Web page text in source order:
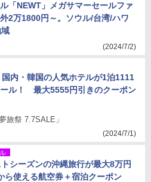
「NEWT」メガサマーセールファ
2万1800円～。ソウル/台湾/ハワ
(2024/7/2)
内・韓国の人気ホテルが1泊1111
ール！ 最大5555円引きのクーポン
旅祭 7.7SALE」
(2024/7/1)
シーズンの沖縄旅行が最大8万円
ら使える航空券＋宿泊クーポン